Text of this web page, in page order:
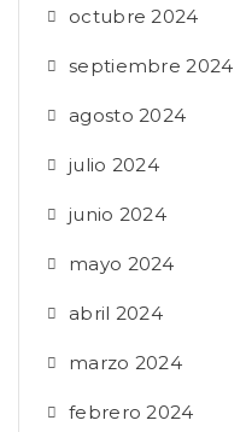
octubre 2024
septiembre 2024
agosto 2024
julio 2024
junio 2024
mayo 2024
abril 2024
marzo 2024
febrero 2024